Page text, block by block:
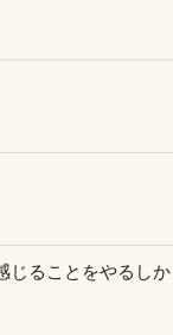
じることをやるしか